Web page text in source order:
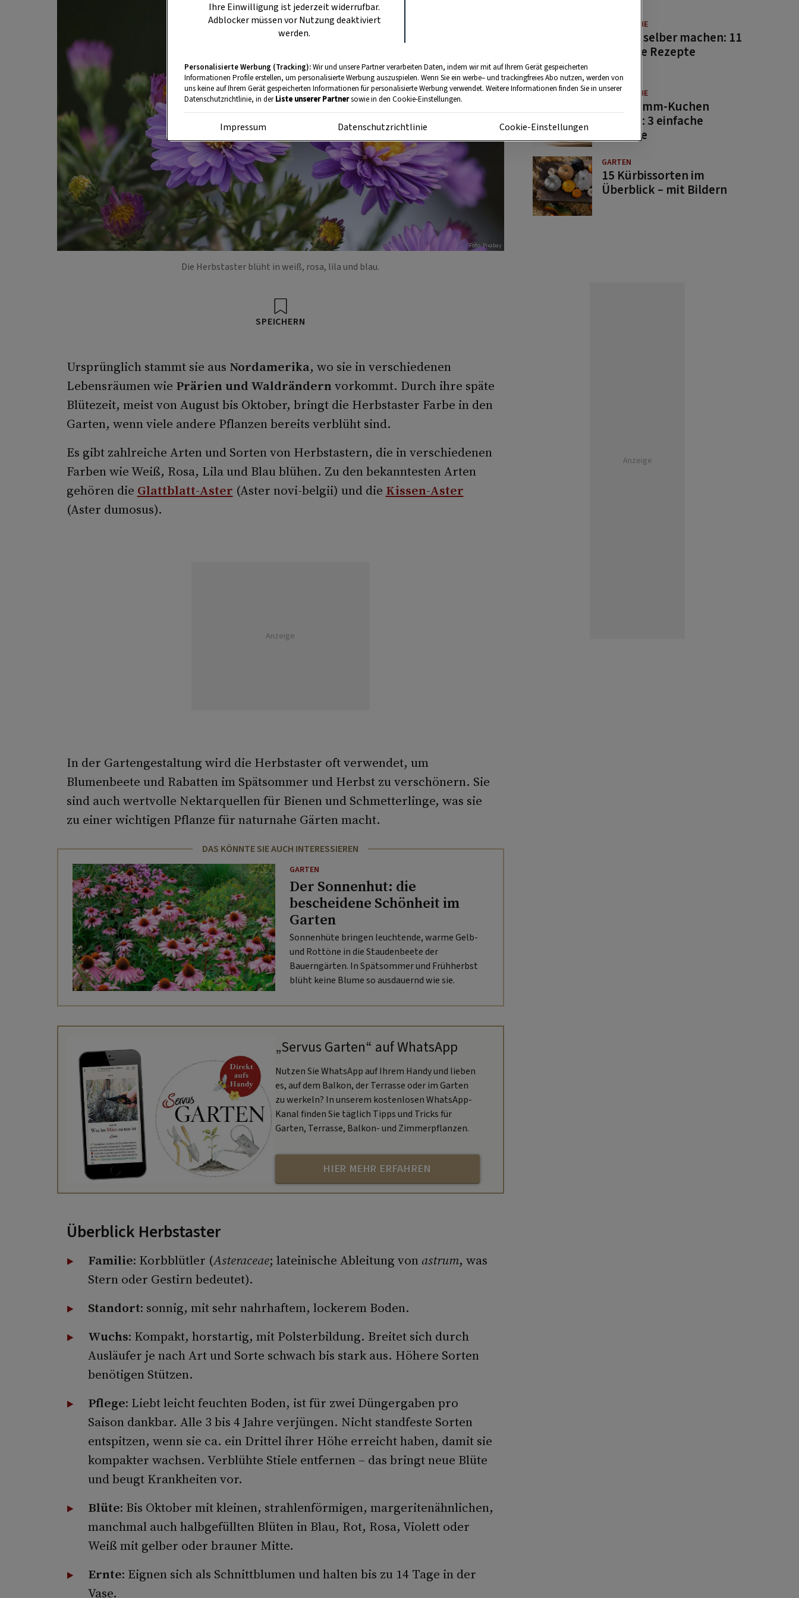
Foto: Pixabay
Die Herbstaster blüht in weiß, rosa, lila und blau.
SPEICHERN
Ursprünglich stammt sie aus Nordamerika, wo sie in verschiedenen
Lebensräumen wie Prärien und Waldrändernvorkommt. Durch ihre späte
Blütezeit, meist von August bis Oktober, bringt die Herbstaster Farbe in den
Garten, wenn viele andere Pflanzen bereits verblüht sind.
Es gibt zahlreiche Arten und Sorten von Herbstastern, die in verschiedenen
Farben wie Weiß, Rosa, Lila und Blau blühen. Zu den bekanntesten Arten
gehören die Glattblatt-Aster (Aster novi-belgii) und die Kissen-Aster
(Aster dumosus).
Anzeige
In der Gartengestaltung wird die Herbstaster oft verwendet, um
Blumenbeete und Rabatten im Spätsommer und Herbst zu verschönern. Sie
sind auch wertvolle Nektarquellen für Bienen und Schmetterlinge, was sie
zu einer wichtigen Pflanze für naturnahe Gärten macht.
DAS KÖNNTE SIE AUCH INTERESSIEREN
GARTEN
Der Sonnenhut: die
bescheidene Schönheit im
Garten
Sonnenhüte bringen leuchtende, warme Gelb-
und Rottöne in die Staudenbeete der
Bauerngärten. In Spätsommer und Frühherbst
blüht keine Blume so ausdauernd wie sie.
„Servus Garten“ auf WhatsApp
Nutzen Sie WhatsApp auf Ihrem Handy und lieben
es, auf dem Balkon, der Terrasse oder im Garten
zu werkeln? In unserem kostenlosen WhatsApp-
Kanal finden Sie täglich Tipps und Tricks für
Garten, Terrasse, Balkon- und Zimmerpflanzen.
HIER MEHR ERFAHREN
Überblick Herbstaster
Familie: Korbblütler (Asteraceae; lateinische Ableitung von astrum, was
Stern oder Gestirn bedeutet).
Standort: sonnig, mit sehr nahrhaftem, lockerem Boden.
Wuchs: Kompakt, horstartig, mit Polsterbildung. Breitet sich durch
Ausläufer je nach Art und Sorte schwach bis stark aus. Höhere Sorten
benötigen Stützen.
Pflege: Liebt leicht feuchten Boden, ist für zwei Düngergaben pro
Saison dankbar. Alle 3 bis 4 Jahre verjüngen. Nicht standfeste Sorten
entspitzen, wenn sie ca. ein Drittel ihrer Höhe erreicht haben, damit sie
kompakter wachsen. Verblühte Stiele entfernen – das bringt neue Blüte
und beugt Krankheiten vor.
Blüte: Bis Oktober mit kleinen, strahlenförmigen, margeritenähnlichen,
manchmal auch halbgefüllten Blüten in Blau, Rot, Rosa, Violett oder
Weiß mit gelber oder brauner Mitte.
Ernte: Eignen sich als Schnittblumen und halten bis zu 14 Tage in der
Vase.
GUTE KÜCHE
Saucen selber machen: 11
beliebte Rezepte
GUTE KÜCHE
Osterlamm-Kuchen
backen: 3 einfache
Rezepte
GARTEN
15 Kürbissorten im
Überblick – mit Bildern
Anzeige
Ihre Einwilligung ist jederzeit widerrufbar.
Adblocker müssen vor Nutzung deaktiviert
werden.
Personalisierte Werbung (Tracking):Wir und unsere Partner verarbeiten Daten, indem wir mit auf Ihrem Gerät gespeicherten
Informationen Profile erstellen, um personalisierte Werbung auszuspielen. Wenn Sie ein werbe– und trackingfreies Abo nutzen, werden von
uns keine auf Ihrem Gerät gespeicherten Informationen für personalisierte Werbung verwendet. Weitere Informationen finden Sie in unserer
Datenschutzrichtlinie, in derListe unserer Partnersowie in den Cookie-Einstellungen.
Impressum Datenschutzrichtlinie Cookie-Einstellungen